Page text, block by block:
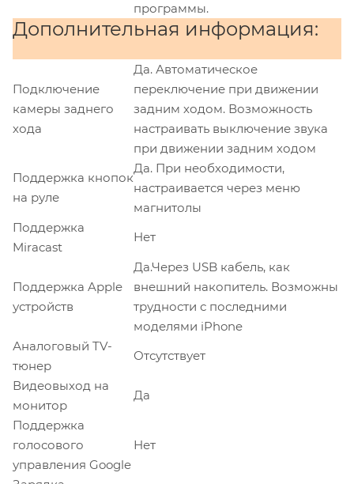
программы.
Дополнительная информация:
Подключение
камеры заднего
хода
Да. Автоматическое
переключение при движении
задним ходом. Возможность
настраивать выключение звука
при движении задним ходом
Поддержка кнопок
на руле
Да. При необходимости,
настраивается через меню
магнитолы
Поддержка
Miracast
Нет
Поддержка Apple
устройств
Да.Через USB кабель, как
внешний накопитель. Возможны
трудности с последними
моделями iPhone
Аналоговый TV-
тюнер
Отсутствует
Видеовыход на
монитор
Да
Поддержка
голосового
управления Google
Нет